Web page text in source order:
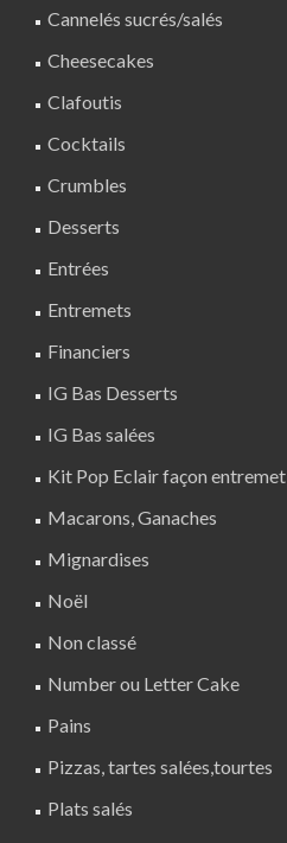
Cannelés sucrés/salés
Cheesecakes
Clafoutis
Cocktails
Crumbles
Desserts
Entrées
Entremets
Financiers
IG Bas Desserts
IG Bas salées
Kit Pop Eclair façon entremet
Macarons, Ganaches
Mignardises
Noël
Non classé
Number ou Letter Cake
Pains
Pizzas, tartes salées,tourtes
Plats salés